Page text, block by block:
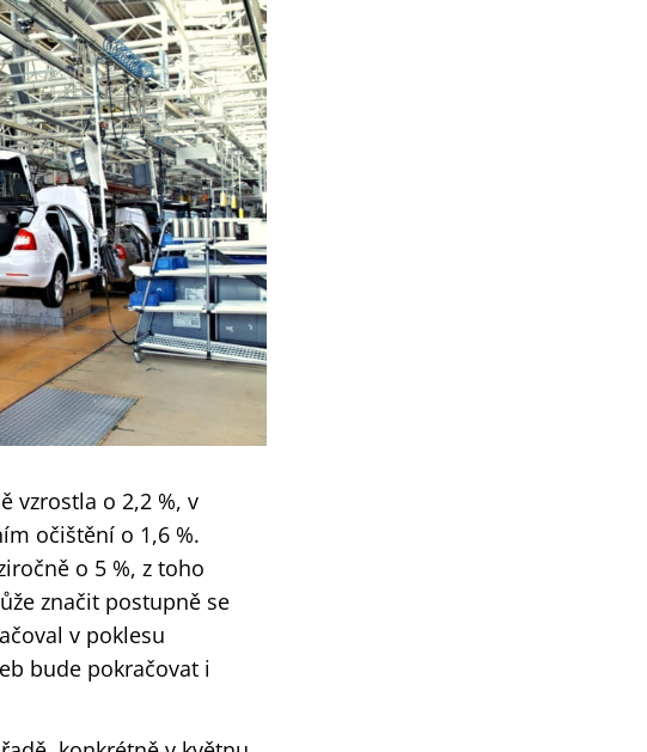
vzrostla o 2,2 %, v
očištění o 1,6 %.
o 5 %, z toho
značit postupně se
v poklesu
bude pokračovat i